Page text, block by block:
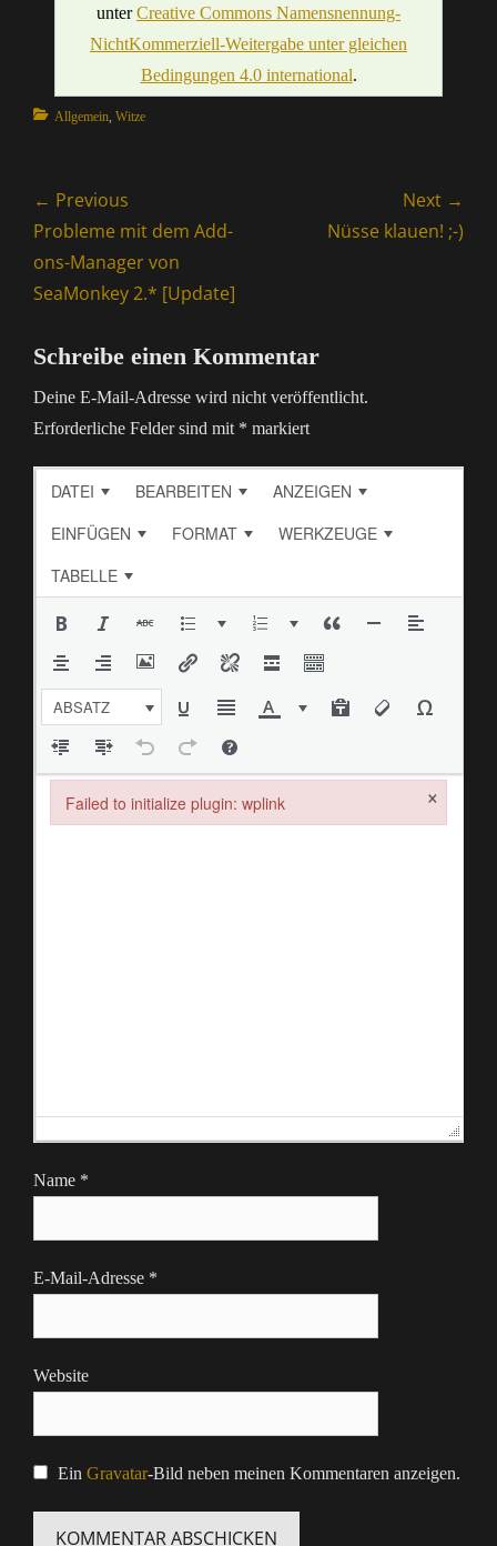
unterCreative Commons Namensnennung-
NichtKommerziell-Weitergabe unter gleichen
Bedingungen 4.0 international.
Categories
Allgemein, Witze
Beitragsnavigation
← Previous
Previous
post:
Probleme mit dem Add-
ons-Manager von
SeaMonkey 2.* [Update]
Next →
Nüsse klauen! ;-)
Schreibe einen Kommentar
Deine E-Mail-Adresse wird nicht veröffentlicht.
Erforderliche Felder sind mit * markiert
DATEI BEARBEITEN
ANZEIGEN
EINFÜGEN
FORMAT
WERKZEUGE
TABELLE
ABSATZ
Name *
E-Mail-Adresse *
Website
Ein Gravatar-Bild neben meinen Kommentaren anzeigen.
Failed to initialize plugin: wplink ×
Failed to initialize plugin: wplink